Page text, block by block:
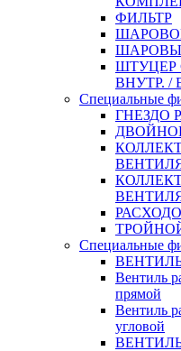
ФИЛЬТР
ШТУЦЕР
ВНУТР. /
Специальные
ГНЕЗДО
Специальные
Вентиль
прямой
Вентиль
угловой